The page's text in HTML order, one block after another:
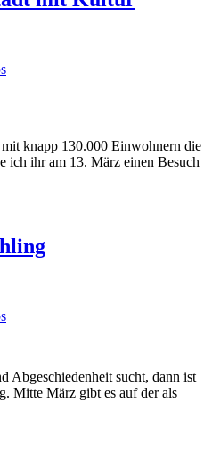
knapp 130.000 Einwohnern die
ich ihr am 13. März einen Besuch
Abgeschiedenheit sucht, dann ist
Mitte März gibt es auf der als